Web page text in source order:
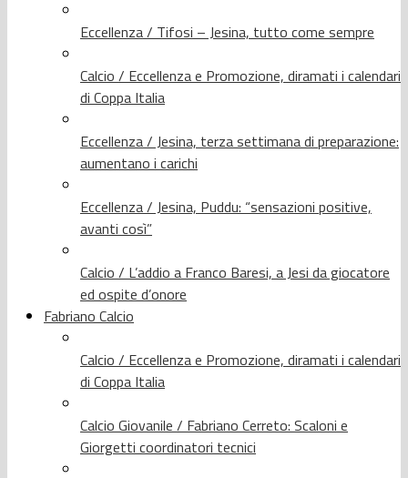
Eccellenza / Tifosi – Jesina, tutto come sempre
Calcio / Eccellenza e Promozione, diramati i calendari
di Coppa Italia
Eccellenza / Jesina, terza settimana di preparazione:
aumentano i carichi
Eccellenza / Jesina, Puddu: “sensazioni positive,
avanti così”
Calcio / L’addio a Franco Baresi, a Jesi da giocatore
ed ospite d’onore
Fabriano Calcio
Calcio / Eccellenza e Promozione, diramati i calendari
di Coppa Italia
Calcio Giovanile / Fabriano Cerreto: Scaloni e
Giorgetti coordinatori tecnici